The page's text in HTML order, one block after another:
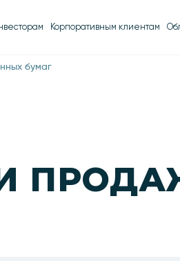
Корпоративным клиентам
бумаг